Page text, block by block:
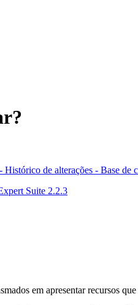
Histórico de alterações - Base de
Suite 2.2.3
em apresentar recursos